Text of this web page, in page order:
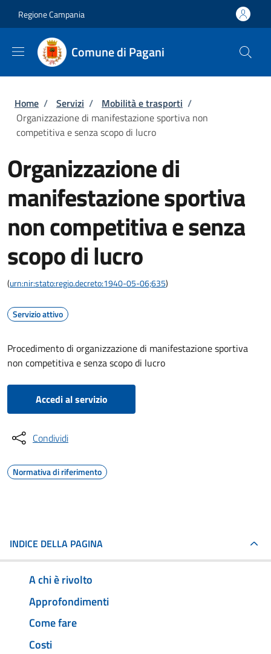
Regione Campania
Comune di Pagani
Briciole di pane
Home / Servizi / Mobilità e trasporti /
Organizzazione di manifestazione sportiva non
competitiva e senza scopo di lucro
Organizzazione di
manifestazione sportiva
non competitiva e senza
scopo di lucro
(urn:nir:stato:regio.decreto:1940-05-06;635)
Servizio attivo
Procedimento di organizzazione di manifestazione sportiva
non competitiva e senza scopo di lucro
Accedi al servizio
Condividi
Normativa di riferimento
INDICE DELLA PAGINA
A chi è rivolto
Approfondimenti
Come fare
Costi